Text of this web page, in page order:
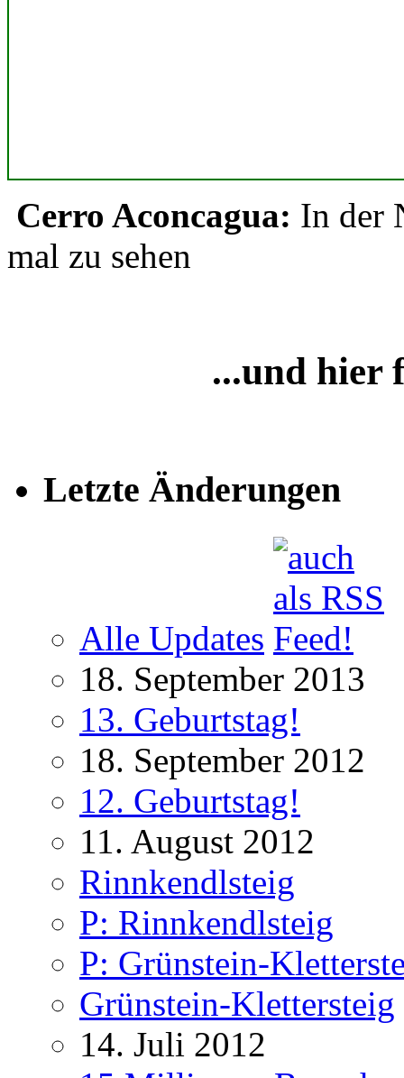
Cerro Aconcagua: In der
mal zu sehen
...und hier
Letzte Änderungen
Alle Updates
18. September 2013
13. Geburtstag!
18. September 2012
12. Geburtstag!
11. August 2012
Rinnkendlsteig
P: Rinnkendlsteig
P: Grünstein-
Grünstein-Klettersteig
14. Juli 2012